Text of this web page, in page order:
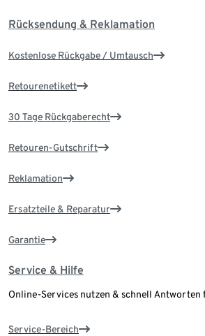
Rücksendung & Reklamation
Kostenlose Rückgabe / Umtausch
Retourenetikett
30 Tage Rückgaberecht
Retouren-Gutschrift
Reklamation
Ersatzteile & Reparatur
Garantie
Service & Hilfe
Online-Services nutzen & schnell Antworten
Service-Bereich